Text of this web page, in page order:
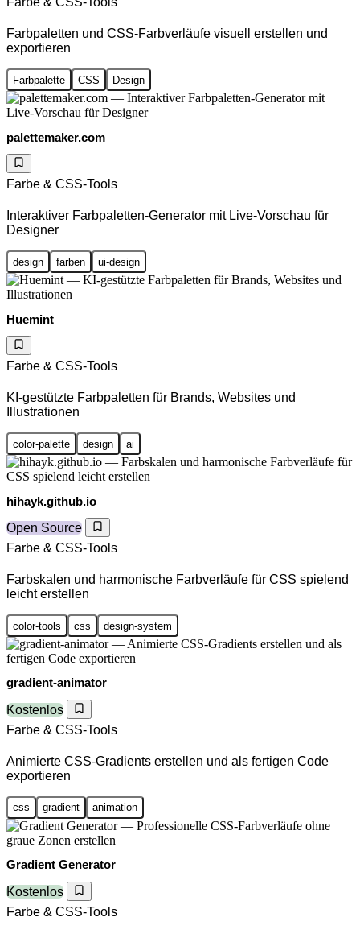
Farbpaletten und CSS-Farbverläufe visuell erstellen und
exportieren
Farbpalette CSS Design
palettemaker.com
Farbe & CSS-Tools
Interaktiver Farbpaletten-Generator mit Live-Vorschau für
Designer
design farben ui-design
Huemint
Farbe & CSS-Tools
KI-gestützte Farbpaletten für Brands, Websites und
Illustrationen
color-palette design ai
hihayk.github.io
Open Source
Farbe & CSS-Tools
Farbskalen und harmonische Farbverläufe für CSS spielend
leicht erstellen
color-tools css design-system
gradient-animator
Kostenlos
Farbe & CSS-Tools
Animierte CSS-Gradients erstellen und als fertigen Code
exportieren
css gradient animation
Gradient Generator
Kostenlos
Farbe & CSS-Tools